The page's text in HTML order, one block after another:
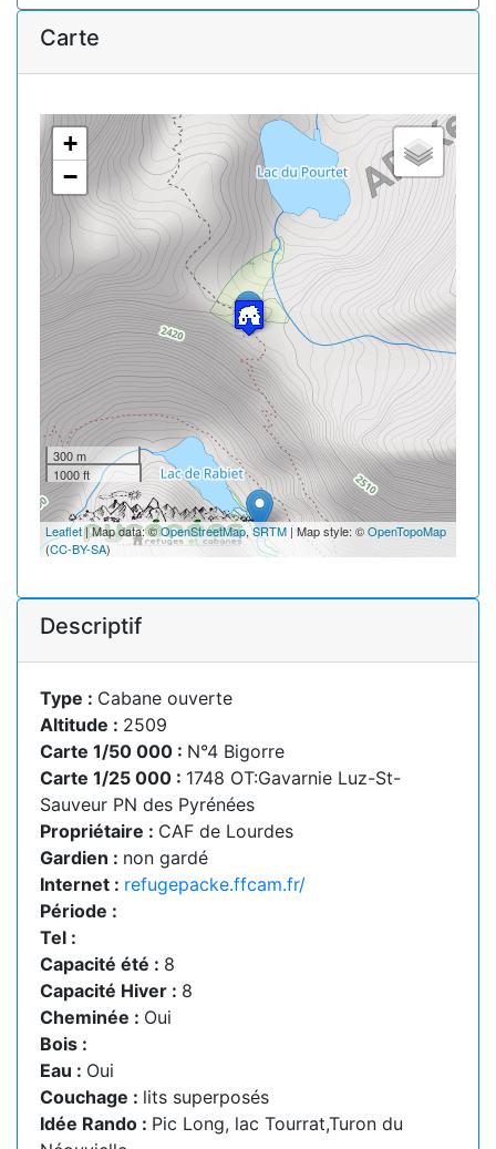
Carte
+
−
300 m
1000 ft
Leaflet| Map data: ©OpenStreetMap,SRTM | Map style: ©OpenTopoMap
(CC-BY-SA)
Descriptif
Type : Cabane ouverte
Altitude : 2509
Carte 1/50 000 : N°4 Bigorre
Carte 1/25 000 : 1748 OT:Gavarnie Luz-St-
Sauveur PN des Pyrénées
Propriétaire : CAF de Lourdes
Gardien : non gardé
Internet : refugepacke.ffcam.fr/
Période :
Tel :
Capacité été : 8
Capacité Hiver : 8
Cheminée : Oui
Bois :
Eau : Oui
Couchage : lits superposés
Idée Rando : Pic Long, lac Tourrat,Turon du